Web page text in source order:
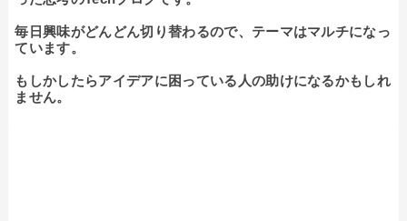
毎日興味がどんどん切り替わるので、テーマはマルチになっ
ています。
もしかしたらアイデアに困っている人の助けになるかもしれ
ません。